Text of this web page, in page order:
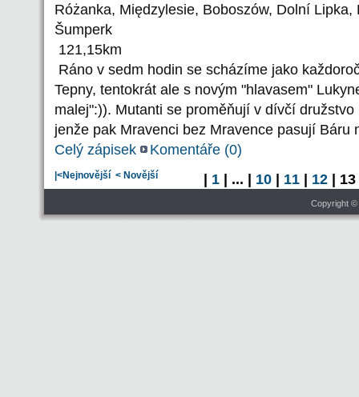
Różanka, Międzylesie, Boboszów, Dolní Lipka,
Šumperk
121,15km
Ráno v sedm hodin se scházíme jako
Tepny, tentokrát ale s novým "hlavasem"
malej":)). Mutanti se proměňují v dívčí
jenže pak Mravenci bez Mravence pasují Báru
Celý zápisek
Komentáře (0)
|<Nejnovější < Novější | 1 | ... | 10 | 11 | 12 |
Copyright